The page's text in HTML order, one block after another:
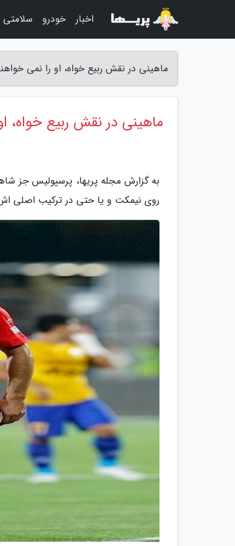
ماهینی در نقش ربیع خواه، او را نمی
ماهینی در نقش ربیع خواه،
به گزارش مجله پریها، پرسپولیس جز
روی نیمکت و یا حتی در ترکیب اصلی اش
اخبار خودرو سلامتی